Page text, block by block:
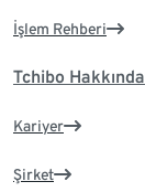
İşlem Rehberi
Tchibo Hakkında
Kariyer
Şirket